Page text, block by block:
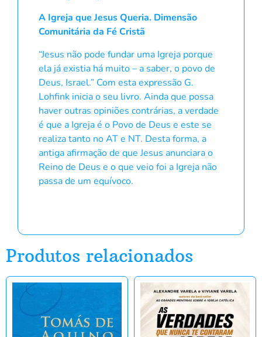
A Igreja que Jesus Queria. Dimensão
Comunitária da Fé Cristã
“Jesus não pode fundar uma Igreja porque
ela já existia há muito – a saber, o povo de
Deus, Israel.” Com esta expressão G.
Lohfink inicia o seu livro. Ainda que possa
haver outras opiniões contrárias, a verdade
é que a Igreja é o Povo de Deus e este se
realiza tanto no AT e NT. Desta forma, a
antiga afirmação de que Jesus anunciara o
Reino de Deus e o que veio foi a Igreja não
passa de um equívoco.
Produtos relacionados